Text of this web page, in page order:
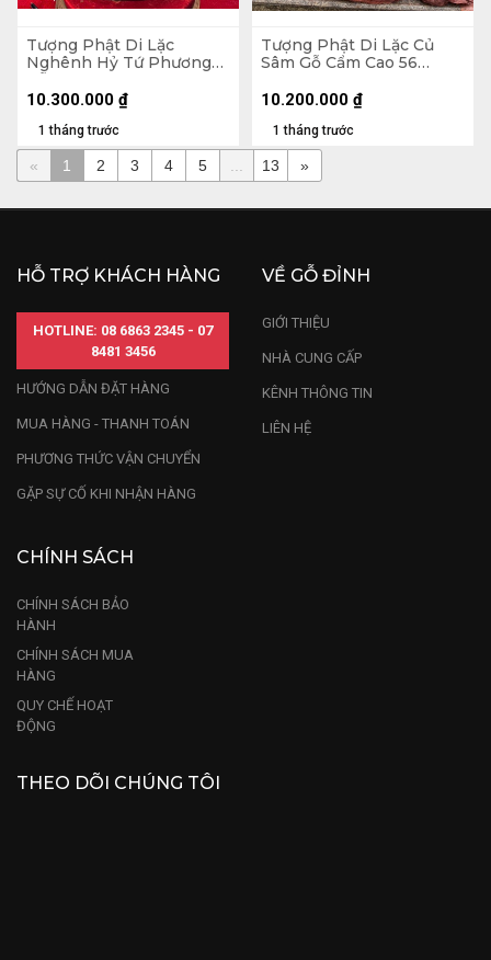
Tượng Phật Di Lặc
Nghênh Hỷ Tứ Phương
Ngang 46 Sâu 23 (cm)
1 tháng trước
10.300.000 ₫
Tượng Phật Di Lặc Củ
Sâm Gỗ Cẩm Cao 56
1 tháng trước
10.200.000 ₫
« 1 2 3 4 5 13 »
HỖ TRỢ KHÁCH HÀNG
HOTLINE: 08 6863 2345 - 07
8481 3456
HƯỚNG DẪN ĐẶT HÀNG
MUA HÀNG - THANH TOÁN
PHƯƠNG THỨC VẬN CHUYỂN
GẶP SỰ CỐ KHI NHẬN HÀNG
VỀ GỖ ĐỈNH
GIỚI THIỆU
NHÀ CUNG CẤP
KÊNH THÔNG TIN
LIÊN HỆ
CHÍNH SÁCH
CHÍNH SÁCH BẢO
HÀNH
CHÍNH SÁCH MUA
HÀNG
QUY CHẾ HOẠT
ĐỘNG
THEO DÕI CHÚNG TÔI